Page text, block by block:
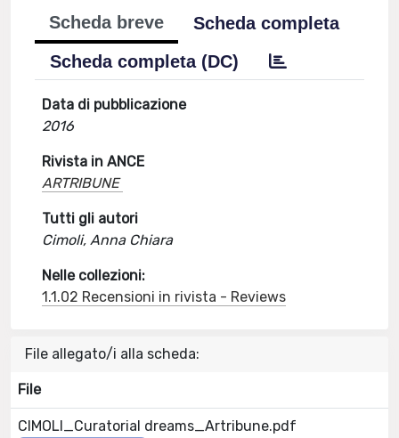
Scheda breve
Scheda completa
Scheda completa (DC)
Data di pubblicazione
2016
Rivista in ANCE
ARTRIBUNE
Tutti gli autori
Cimoli, Anna Chiara
Nelle collezioni:
1.1.02 Recensioni in rivista - Reviews
File allegato/i alla scheda:
File
CIMOLI_Curatorial dreams_Artribune.pdf